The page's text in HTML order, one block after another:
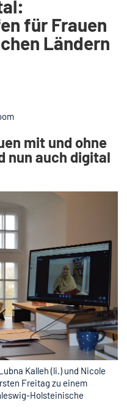
für Frauen
Ländern
mit und ohne
nun auch digital
Kalleh (li.) und Nicole
Freitag zu einem
Holsteinische